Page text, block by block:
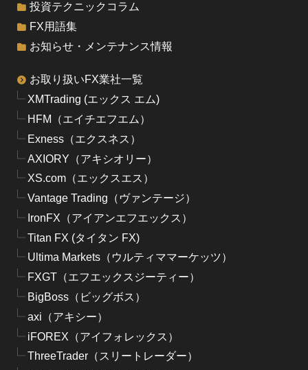
投資テクニックコラム
FX用語集
お知らせ・メンテナンス情報
お取り扱いFX業社一覧
XMTrading (エックス エム)
HFM（エイチエフエム）
Exness（エクスネス）
AXIORY（アキシオリー）
XS.com（エックスエス）
Vantage Trading（ヴァンテージ）
IronFX（アイアンエフエックス）
Titan FX (タイタン FX)
Ultima Markets（ウルティママーケッツ）
FXGT（エフエックスジーティー）
BigBoss（ビッグボス）
axi（アキシー）
iFOREX（アイフォレックス）
ThreeTrader（スリートレーダー）